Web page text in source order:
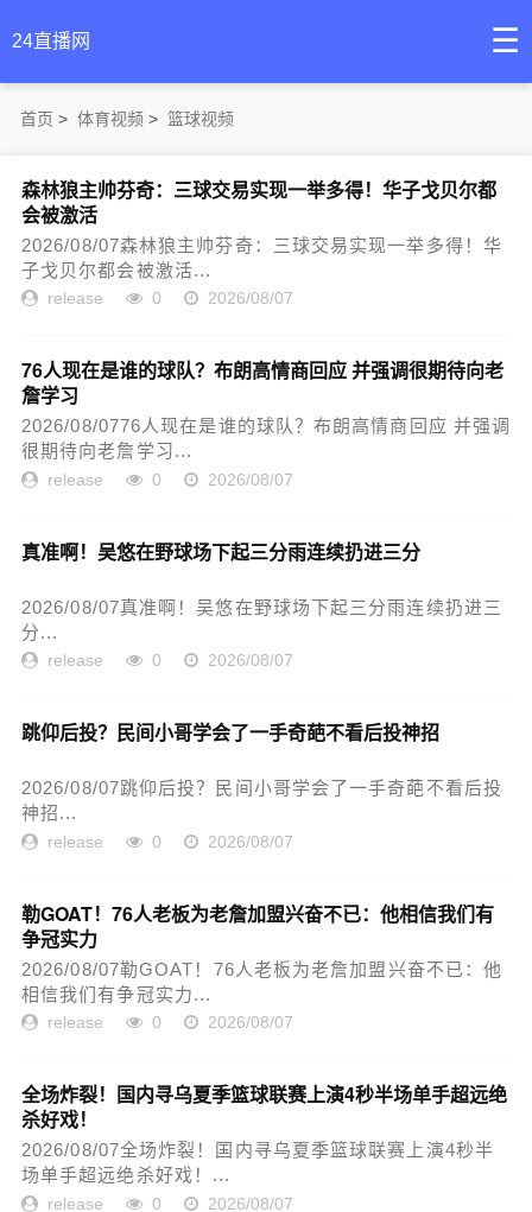
24直播网 ☰
首页 > 体育视频 > 篮球视频
森林狼主帅芬奇：三球交易实现一举多得！华子戈贝尔都
会被激活
2026/08/07森林狼主帅芬奇：三球交易实现一举多得！华
子戈贝尔都会被激活...
release 0 2026/08/07
76人现在是谁的球队？布朗高情商回应 并强调很期待向老
詹学习
2026/08/0776人现在是谁的球队？布朗高情商回应 并强调
很期待向老詹学习...
release 0 2026/08/07
真准啊！吴悠在野球场下起三分雨连续扔进三分
2026/08/07真准啊！吴悠在野球场下起三分雨连续扔进三
分...
release 0 2026/08/07
跳仰后投？民间小哥学会了一手奇葩不看后投神招
2026/08/07跳仰后投？民间小哥学会了一手奇葩不看后投
神招...
release 0 2026/08/07
勒GOAT！76人老板为老詹加盟兴奋不已：他相信我们有
争冠实力
2026/08/07勒GOAT！76人老板为老詹加盟兴奋不已：他
相信我们有争冠实力...
release 0 2026/08/07
全场炸裂！国内寻乌夏季篮球联赛上演4秒半场单手超远绝
杀好戏！
2026/08/07全场炸裂！国内寻乌夏季篮球联赛上演4秒半
场单手超远绝杀好戏！...
release 0 2026/08/07